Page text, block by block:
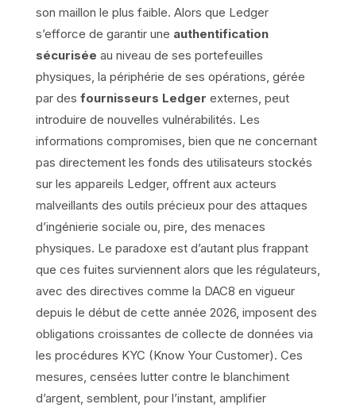
son maillon le plus faible. Alors que Ledger
s’efforce de garantir une authentification
sécurisée au niveau de ses portefeuilles
physiques, la périphérie de ses opérations, gérée
par des fournisseurs Ledger externes, peut
introduire de nouvelles vulnérabilités. Les
informations compromises, bien que ne concernant
pas directement les fonds des utilisateurs stockés
sur les appareils Ledger, offrent aux acteurs
malveillants des outils précieux pour des attaques
d’ingénierie sociale ou, pire, des menaces
physiques. Le paradoxe est d’autant plus frappant
que ces fuites surviennent alors que les régulateurs,
avec des directives comme la DAC8 en vigueur
depuis le début de cette année 2026, imposent des
obligations croissantes de collecte de données via
les procédures KYC (Know Your Customer). Ces
mesures, censées lutter contre le blanchiment
d’argent, semblent, pour l’instant, amplifier